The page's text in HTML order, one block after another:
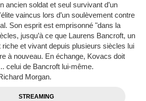
ancien soldat et seul survivant d’un
vaincus lors d’un soulèvement contre
Son esprit est emprisonné "dans la
jusqu’à ce que Laurens Bancroft, un
et vivant depuis plusieurs siècles lui
à nouveau. En échange, Kovacs doit
celui de Bancroft lui-même.
Morgan.
STREAMING